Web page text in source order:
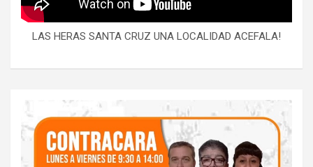
LAS HERAS SANTA CRUZ UNA LOCALIDAD ACEFALA!